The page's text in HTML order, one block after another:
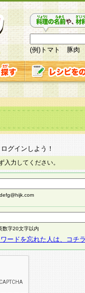
(例)トマト 豚肉
グインしよう！
入力してください。
数字20文字以内
ードを忘れた人は、コチ